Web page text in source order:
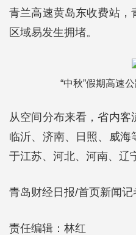
青兰高速黄岛东收费站，
区域易发生拥堵。
“中秋”假期高速
从空间分布来看，省内客
临沂、济南、日照、威
于江苏、河北、河南、辽
青岛财经日报/首页新闻
责任编辑：林红